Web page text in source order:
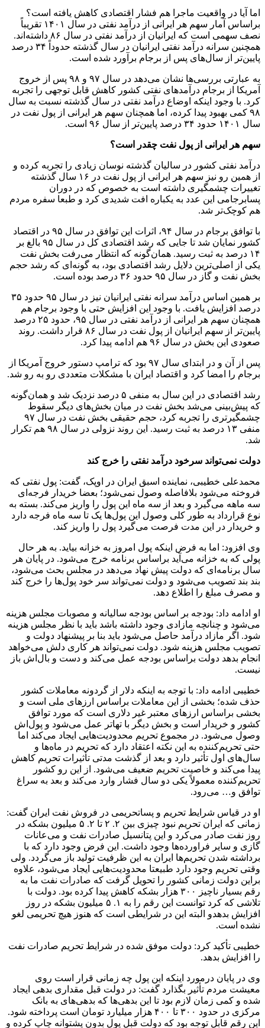
اما آیا در واقعیت ماجرا هم فشار اقتصادی کاهش یافته است؟
براساس آمار سهم هر ایرانی از درآمد نفتی در سال ۱۴۰۱ تقریباً
نصف سهمی است که ایرانیان از درآمد نفتی در سال ۸۶ داشته‌اند.
همچنین سرانه درآمد نفتی ایرانیان در سال گذشته حدوداً ۳۴ درصد
پایین‌تر از سال‌های پس از برجام برآورد شده است.
به عبارتی بررسی‌ها نشان می‌دهد در سال ۹۷ و ۹۸ پس از خروج
آمریکا از برجام درآمد‌های نفتی کشور کاهش قابل توجهی را تجربه
کرد. با وجود اینکه اوضاع درآمد نفتی در سال گذشته نسبت به سال
۹۸ کمی بهبود پیدا کرده، اما همچنان سهم هر ایرانی از پول نفت در
سال ۱۴۰۱ حدود ۳۴ درصد پایین‌تر از سال ۹۶ است.
سهم هر ایرانی از پول نفت چقدر است؟
درآمد نفتی کشور در سالیان گذشته نوسان زیادی را تجربه کرده و
از همین رو نیز سهم هر ایرانی از پول نفت در ۱۶ سال گذشته
تغییرات چشمگیری داشته است به خصوص که در دوران
پسابرجامی این عدد به یکباره افت شدیدی کرد و طبعا سفره مردم
هم کوچک‌تر شد.
با توافق برجام در سال ۹۴، اثرات این توافق در سال ۹۵ در اقتصاد
کشور نمایان شد تا جایی که رشد اقتصادی کل در سال ۹۵ بالغ بر
۱۴ درصد به ثبت رسید. همان‌گونه که انتظار می‌رفت بخش نفت
یکی از اصلی‌ترین دلایل رشد اقتصادی بود، به گونه‌ای که رشد حجم
بخش نفت و گاز در سال ۹۵ حدود ۳۶ درصد بوده است.
بر همین اساس درآمد سرانه نفتی ایرانیان نیز در سال ۹۵ حدود ۳۵
درصد افزایش یافت. با وجود این افزایش حتی با وجود برجام هم
همچنان سهم هر ایرانی از درآمد نفتی در سال ۹۵، حدود ۲۵ درصد
پایین‌تر از سهم ایرانیان از پول نفت در سال ۸۶ قرار داشت. روند
صعودی این بخش در سال ۹۶ هم ادامه پیدا کرد.
پس از آن و در ابتدای سال ۹۷ بود که ترامپ دستور خروج آمریکا از
برجام را امضا کرد و اقتصاد ایران با مشکلات متعددی رو به رو شد.
رشد اقتصادی در این سال به منفی ۵ درصد نزدیک شد و همان‌گونه
که پیش‌بینی می‌شد بخش نفت در میان بخش‌های دیگر سقوط
چشمگیر‌تری را تجربه کرد، حجم حقیقی بخش نفت در سال ۹۷
منفی ۱۳ درصد به ثبت رسید. این روند نزولی در سال ۹۸ هم تکرار
شد.
دولت نمی‌تواند سرخود درآمد نفتی را خرج کند
محمدعلی خطیبی، نماینده اسبق ایران در اوپک، گفت: پول نفتی که
فروخته می‌شود بلافاصله وصول نمی‌شود؛ بعضا خریدار فرجه‌ای
سه ماهه می‌گیرد و بعد از سه ماه این پول را واریز می‌کند. بسته به
نوع قرارداد به طور کلی وصول این پول‌ها یک تا سه ماه فرجه دارد
و خریدار در این مدت فرصت می‌گیرد پول را واریز کند.
وی افزود: اما به فرض اینکه پول امروز به خزانه بیاید. به هر حال
پولی که به خزانه می‌آید براساس برنامه خرج می‌شود. در پایان هر
سال برنامه‌ای که دولت پیش نهاد می‌دهد در مجلس بحث می‌شود،
بند بند تصویب می‌شود و دولت نمی‌تواند سر خود پول‌ها را خرج کند
و مصرف مبلغ را اطلاع دهد.
او ادامه داد: بودجه بر اساس بودجه سالیانه و مصوبات مجلس هزینه
می‌شود و چنانچه مازادی وجود داشته باشد باید با نظر مجلس هزینه
شود. اگر مازاد درآمد حاصل می‌شود باید بنا بر پیشنهاد دولت و
تصویب مجلس هزینه شود. دولت نمی‌تواند هر کاری دلش می‌خواهد
انجام بدهد دولت براساس بودجه عمل می‌کند و دست و بال‌اش باز
نیست.
خطیبی ادامه داد: با توجه به اینکه دلار از گردونه معاملات کشور
حذف شده؛ بخشی از این معاملات براساس ارز‌های ملی است و
بخشی براساس ارز‌های معتبر غیر دلاری است که مورد توافق
کشور و خریدار است و بخش دیگر با تهاتر عمل می‌شود و پول‌اش
وصول می‌شود. در مجموع تحریم محدودیت‌هایی ایجاد می‌کند اما
حتی تحریم‌کننده به این نکته اعتقاد دارد که تحریم در ماه‌ها و
سال‌های اول تأثیر دارد و بعد از گذشت مدتی تأثیرات تحریم کاهش
پیدا می‌کند و خاصیت تحریم ضعیف می‌شود. از این رو کشور
تحریم‌کننده معمولاً یکی دو سال فشار وارد می‌کند و بعد به سراغ
توافق و… می‌رود.
او در قیاس شرایط تحریم و پساتحریمی در فروش نفت ایران گفت:
زمانی که ایران تحریم نبود چیزی بین ۲. ۲ تا ۲. ۵ میلیون بشکه در
روز نفت صادر می‌کرد و این پتانسیل صادرات نفت و می‌عانات
گازی و سایر فراورده‌ها وجود داشت. این فرض وجود دارد که با
برداشته شدن تحریم‌ها ایران به این ظرفیت تولید باز می‌گردد. ولی
وقتی تحریم وجود دارد طبیعتا محدودیت‌هایی ایجاد می‌شود، علاوه
براین دولت زمانی کشور را تحویل گرفت که صادرات نفت ما به
رقم بسیار ناچیز ۳۰۰ هزار بشکه کاهش پیدا کرده بود. دولت با
تلاشی که کرد توانست این رقم را به ۱. ۵ میلیون بشکه در روز
افزایش بدهدو البته این در شرایطی است که هنوز هیچ تحریمی لغو
نشده است.
خطیبی تأکید کرد: دولت موفق شده در شرایط تحریم صادرات نفت
را افزایش بدهد.
وی در پایان درمورد اینکه این پول چه زمانی قرار است روی
معیشت مردم تأثیر بگذارد گفت: در دولت قبل مقداری بدهی ایجاد
شده و کمی زمان لازم بود تا این بدهی‌ها که بدهی‌های به بانک
مرکزی در حدود ۳۰۰ تا ۴۰۰ هزار میلیارد تومان است پرداخته شود.
این رقم قابل توجه بود که دولت قبل پول بدون پشتوانه چاپ کرده و